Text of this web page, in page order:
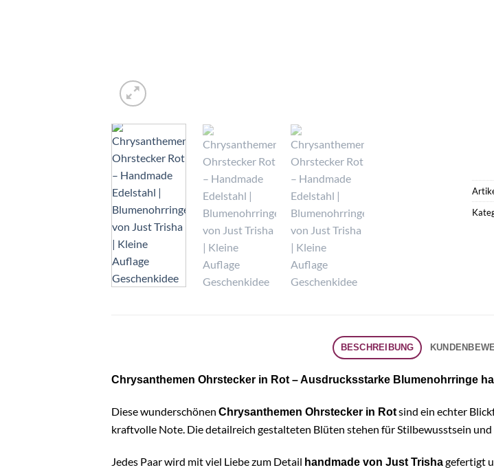
BESCHREIBUNG
Chrysanthemen Ohrstecker in Rot – Ausdrucksstarke Blumenohrringe
Diese wunderschönen Chrysanthemen Ohrstecker in Rotsind ein echter
kraftvolle Note. Die detailreich gestalteten Blüten stehen für Stilbewusstsein
Jedes Paar wird mit viel Liebe zum Detail handmade von Just Trishagefertigt